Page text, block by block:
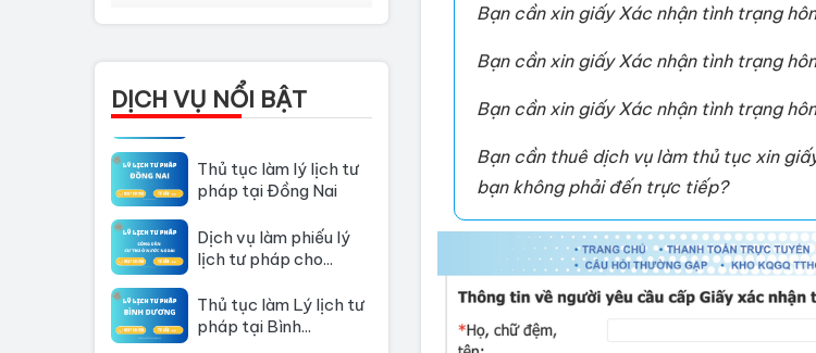
Bạn cần xin giấy Xác nhận tình trạng
Bạn cần xin giấy Xác nhận tình trạng
Bạn cần xin giấy Xác nhận tình trạng
Bạn cần thuê dịch vụ làm thủ tục xin
bạn không phải đến trực tiếp?
DỊCH VỤ NỔI BẬT
pháp tại Đà Nẵng
Thủ tục làm Lý Lịch
Tư Pháp tại Hồ Chí...
pháp tại Đồng Nai
lịch tư pháp cho...
pháp tại Bình...